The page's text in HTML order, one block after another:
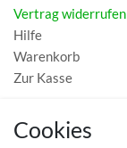
Vertrag widerrufen
Hilfe
Warenkorb
Zur Kasse
MEIN KONTO
Cookies